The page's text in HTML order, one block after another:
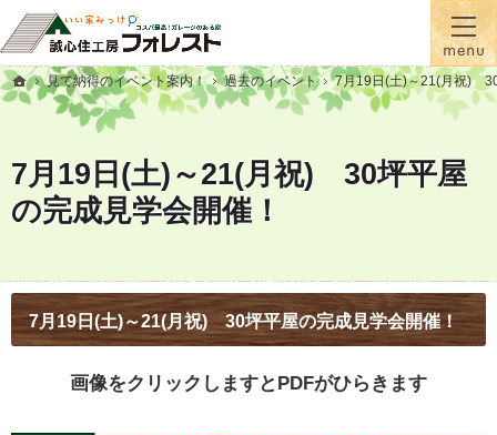
7月19日(土)～21(月祝) 30坪平屋
の完成見学会開催！
『蓄熱式全館床暖房』が標準！一年間温かい家に住むなら誠心住工房フォレスト
横手市・大仙市の注文住宅・新築戸建て・リフォームを手がける工務店なら誠心住工房フ
7月19日(土)～21(月祝) 30坪平屋の完成見学会開催！
画像をクリックしますとPDFがひらきます
ホーム
見て納得のイベント案内！ 過去のイベント 7月19日(土)～21(月祝)